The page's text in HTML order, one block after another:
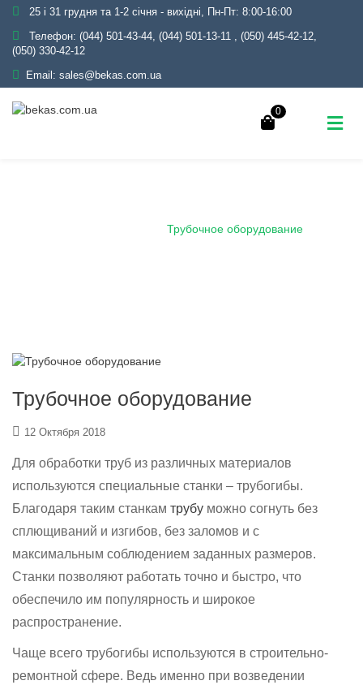
25 і 31 грудня та 1-2 січня - вихідні, Пн-Пт: 8:00-16:00
Телефон: (044) 501-43-44, (044) 501-13-11 , (050) 445-42-12,
(050) 330-42-12
Email: sales@bekas.com.ua
0
Трубочное оборудование
Трубочное оборудование
12 Октября 2018
Для обработки труб из различных материалов
используются специальные станки – трубогибы.
Благодаря таким станкам трубу можно согнуть без
сплющиваний и изгибов, без заломов и с
максимальным соблюдением заданных размеров.
Станки позволяют работать точно и быстро, что
обеспечило им популярность и широкое
распространение.
Чаще всего трубогибы используются в строительно-
ремонтной сфере. Ведь именно при возведении